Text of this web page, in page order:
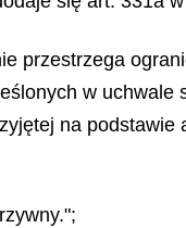
przestrzega
w uchwale
na podstawie